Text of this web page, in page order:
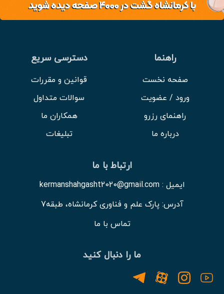
راهنما
صفحه نخست
ورود / عضویت
راهنمای رزرو
درباره ما
دسترسی سریع
قوانین و مقررات
سوالات متداول
همکاران ما
تبلیغات
ارتباط با ما
ایمیل : kermanshahgasht2020@gmail.com
آدرس: پارک علم و فناوری کرمانشاه، طبقه7
تماس با ما
ما را دنبال کنید